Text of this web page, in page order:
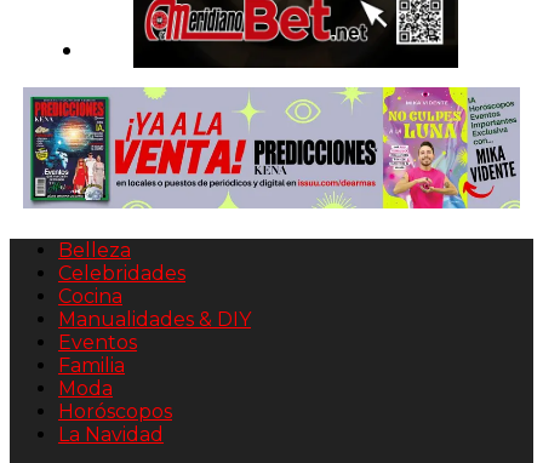
Belleza
Celebridades
Cocina
Manualidades & DIY
Eventos
Familia
Moda
Horóscopos
La Navidad